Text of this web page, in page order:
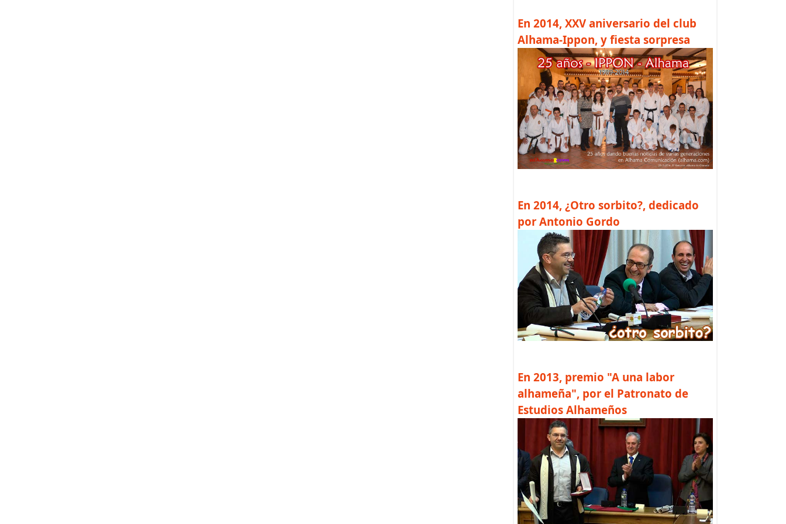
En 2014, XXV aniversario del club
Alhama-Ippon, y fiesta sorpresa
En 2014, ¿Otro sorbito?, dedicado
por Antonio Gordo
En 2013, premio "A una labor
alhameña", por el Patronato de
Estudios Alhameños